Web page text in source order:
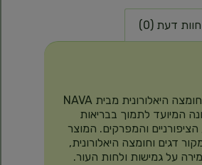
חוות דעת (0)
אבקת קולגן וחומצה היאלורונית מבית NAVA
המיועד לתמוך בבריאות
והמפרקים. המוצר
דגים וחומצה היאלורונית,
על גמישות ולחות העור.